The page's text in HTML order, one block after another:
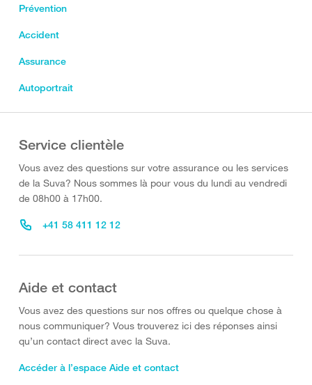
Prévention
Accident
Assurance
Autoportrait
Service clientèle
Vous avez des questions sur votre assurance ou les services
de la Suva? Nous sommes là pour vous du lundi au vendredi
de 08h00 à 17h00.
+41 58 411 12 12
Aide et contact
Vous avez des questions sur nos offres ou quelque chose à
nous communiquer? Vous trouverez ici des réponses ainsi
qu’un contact direct avec la Suva.
Accéder à l’espace Aide et contact